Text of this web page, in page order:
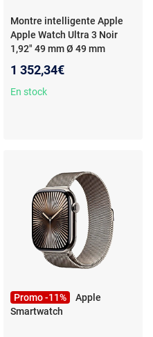
Montre intelligente Apple
Apple Watch Ultra 3 Noir
1,92" 49 mm Ø 49 mm
1 352,34€
En stock
Promo -11%
Apple
Smartwatch